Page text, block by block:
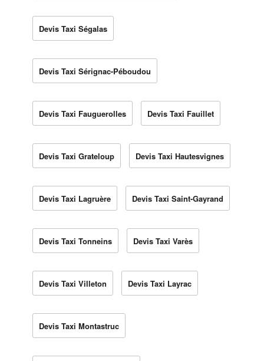
Devis Taxi Ségalas
Devis Taxi Sérignac-Péboudou
Devis Taxi Fauguerolles Devis Taxi Fauillet
Devis Taxi Grateloup Devis Taxi Hautesvignes
Devis Taxi Lagruère Devis Taxi Saint-Gayrand
Devis Taxi Tonneins Devis Taxi Varès
Devis Taxi Villeton Devis Taxi Layrac
Devis Taxi Montastruc